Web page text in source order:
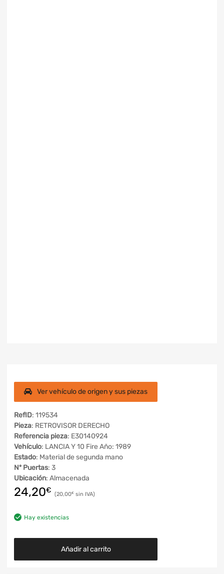
Ver vehículo de origen y sus piezas
RefID: 119534
Pieza: RETROVISOR DERECHO
Referencia pieza: E30140924
Vehículo: LANCIA Y 10 Fire Año: 1989
Estado: Material de segunda mano
Nº Puertas: 3
Ubicación: Almacenada
24,20€ 20,00€
Hay existencias
Añadir al carrito